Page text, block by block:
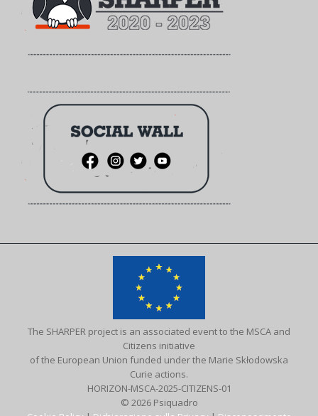
The SHARPER project is an associated event to the MSCA and
Citizens initiative
of the European Union funded under the Marie Skłodowska
Curie actions.
HORIZON-MSCA-2025-CITIZENS-01
© 2026 Psiquadro